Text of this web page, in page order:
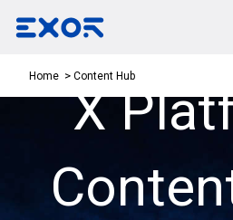
Home Content Hub
X